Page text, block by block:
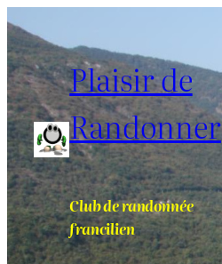
Aller
au
contenu Plaisir de
Randonner
Club de randonnée
francilien